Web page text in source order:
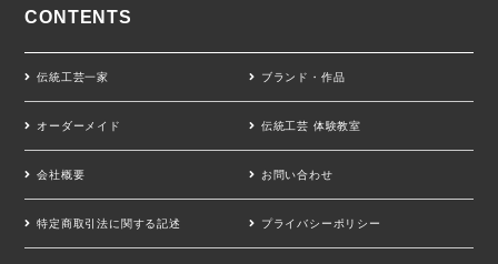
CONTENTS
伝統工芸一家 ブランド・作品
オーダーメイド 伝統工芸 体験教室
会社概要 お問い合わせ
特定商取引法に関する記述 プライバシーポリシー